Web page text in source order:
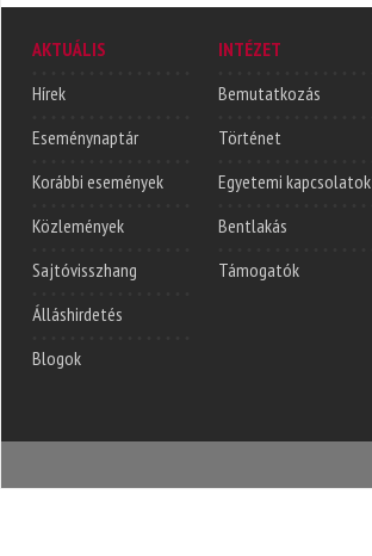
AKTUÁLIS
Hírek
Eseménynaptár
Korábbi események
Közlemények
Sajtóvisszhang
Álláshirdetés
Blogok
INTÉZET
Bemutatkozás
Történet
Egyetemi kapcsolatok
Bentlakás
Támogatók